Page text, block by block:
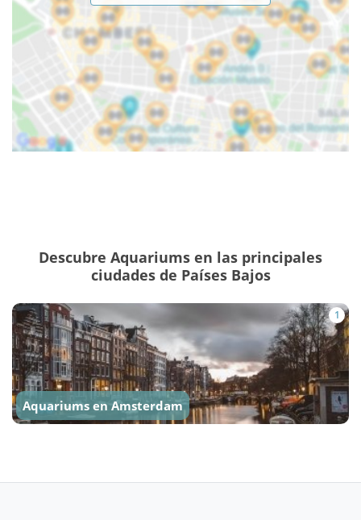
Descubre Aquariums en las principales
ciudades de Países Bajos
1
Aquariums en Amsterdam